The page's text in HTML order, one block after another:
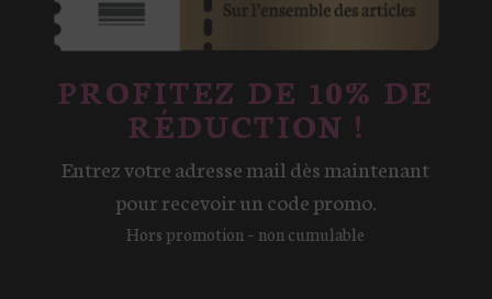
PROFITEZ DE 10% DE
RÉDUCTION !
Entrez votre adresse mail dès maintenant
pour recevoir un code promo.
Hors promotion – non cumulable